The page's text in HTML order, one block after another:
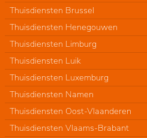
Thuisdiensten Brussel
Thuisdiensten Henegouwen
Thuisdiensten Limburg
Thuisdiensten Luik
Thuisdiensten Luxemburg
Thuisdiensten Namen
Thuisdiensten Oost-Vlaanderen
Thuisdiensten Vlaams-Brabant